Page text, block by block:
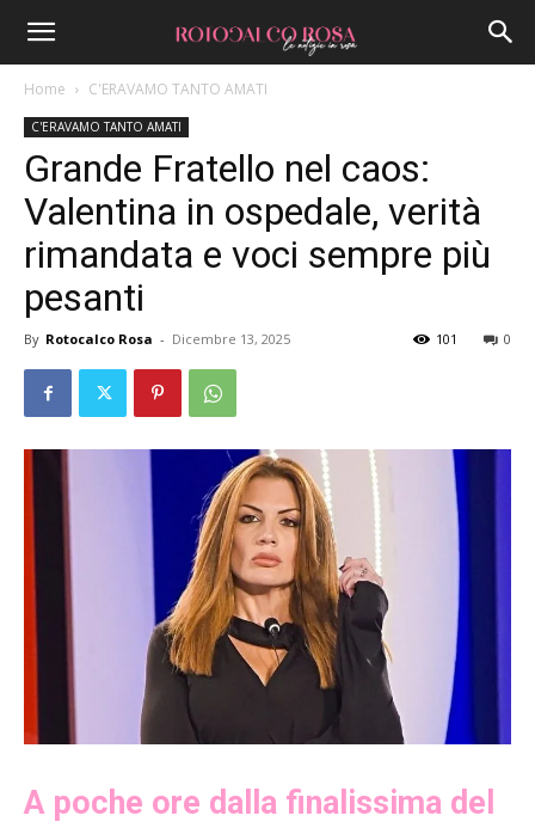
Home C'ERAVAMO TANTO AMATI
C'ERAVAMO TANTO AMATI
Grande Fratello nel caos:
Valentina in ospedale, verità
rimandata e voci sempre più
pesanti
By Rotocalco Rosa - Dicembre 13, 2025 0
101
A poche ore dalla finalissima del